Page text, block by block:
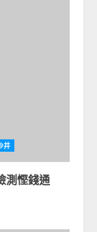
井
測慳錢通